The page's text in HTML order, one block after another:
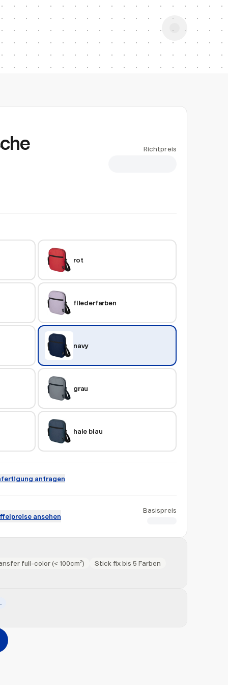
Richtpreis
rot
fliederfarben
navy
grau
hale blau
anfragen
ansehen
Basispreis
full-color (< 100cm²)
Stick fix bis 5 Farben